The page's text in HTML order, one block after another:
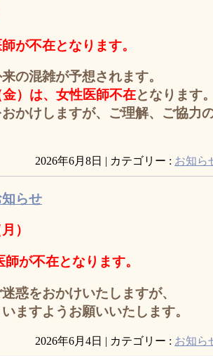
が不在となります。
の混雑が予想されます。
）は、 女性医師不在となります。
かけしますが、ご理解、ご協力
2026年6月8日 | カテゴリー : お知ら
らせ
）
が不在となります。
惑をおかけいたしますが、
ますようお願いいたします。
2026年6月4日 | カテゴリー : お知ら